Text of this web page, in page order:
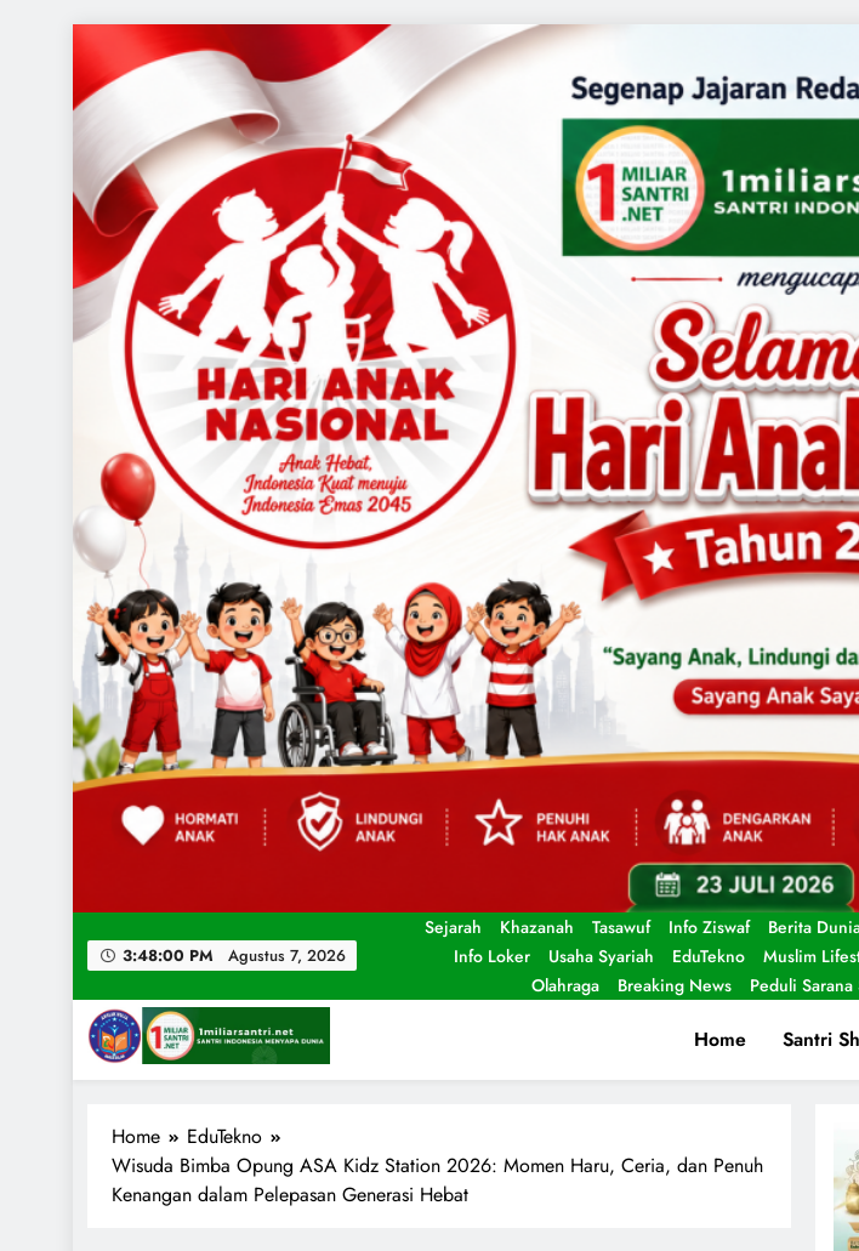
3:48:02 PM Agustus 7, 2026
Sejarah Khazanah Tasawuf Info Ziswaf Berita
Info Loker
Usaha Syariah EduTekno Muslim
Olahraga
Breaking News Peduli Sarana
1miliarsantri.net
Home Santri
Home
EduTekno
Wisuda Bimba Opung ASA Kidz Station 2026: Momen Haru, Ceria, dan Penuh
Kenangan dalam Pelepasan Generasi Hebat